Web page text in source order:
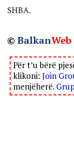
SHBA.
© BalkanWeb
Për t’u bërë
klikoni: Join
menjëherë.